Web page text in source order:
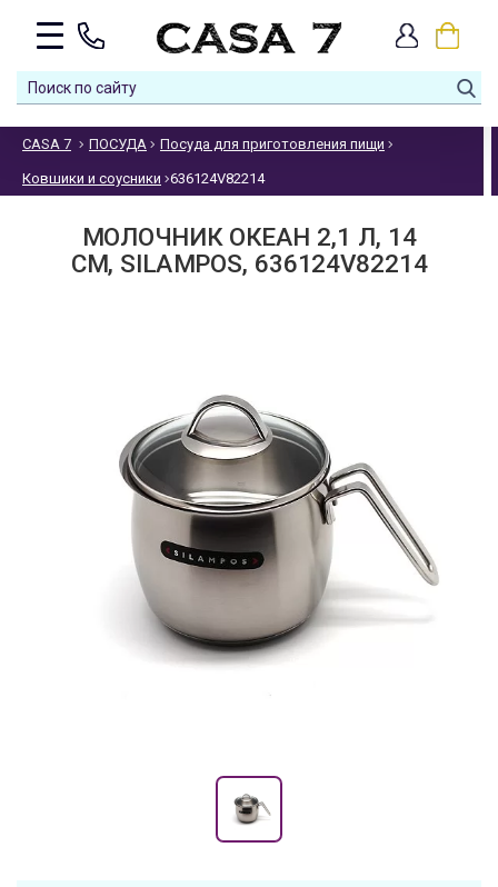
CASA 7 ПОСУДА Посуда для приготовления пищи
Ковшики и соусники 636124V82214
МОЛОЧНИК ОКЕАН 2,1 Л, 14
СМ, SILAMPOS, 636124V82214